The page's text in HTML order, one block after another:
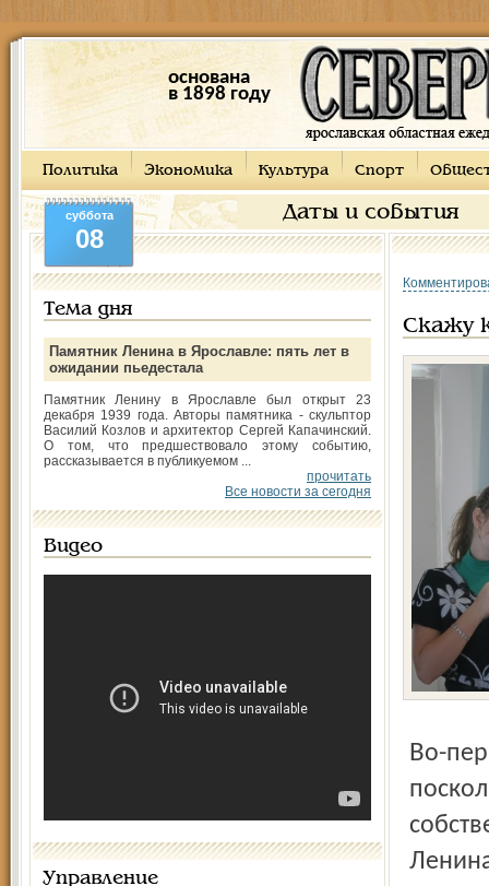
основана
в 1898 году
Политика Экономика Культура Спорт
Даты и события
суббота
08
Тема дня
Памятник Ленина в Ярославле: пять лет в
ожидании пьедестала
Памятник Ленину в Ярославле был открыт 23
декабря 1939 года. Авторы памятника - скульптор
Василий Козлов и архитектор Сергей Капачинский.
О том, что предшествовало этому событию,
рассказывается в публикуемом ...
прочитать
Все новости за сегодня
Видео
Управление
Скажу
Во-первых, выставка будет работать только одну неделю,